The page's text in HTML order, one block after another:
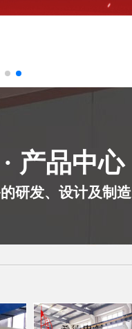
产品中心
研发、设计及制造